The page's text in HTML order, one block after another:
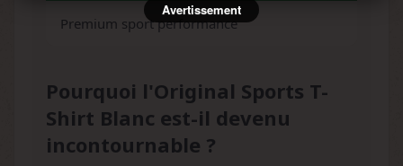
Premium sport performance
Pourquoi l'Original Sports T-
Shirt Blanc est-il devenu
incontournable ?
Avertissement